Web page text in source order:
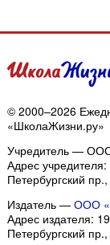
© 2000–2026
«ШколаЖизни.ру»
Учредитель —
Адрес
Петербургский
Издатель — ООО
Адрес издателя:
Петербургский